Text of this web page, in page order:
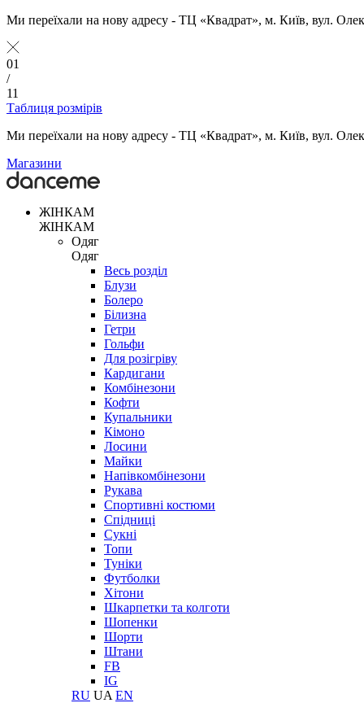
Ми переїхали на нову адресу - ТЦ «Квадрат», м. Київ, вул.
01
/
11
Таблиця розмірів
Ми переїхали на нову адресу - ТЦ «Квадрат», м. Київ, вул.
Магазини
ЖІНКАМ
ЖІНКАМ
Одяг
Одяг
Весь розділ
Блузи
Болеро
Білизна
Гетри
Гольфи
Для розігріву
Кардигани
Комбінезони
Кофти
Купальники
Кімоно
Лосини
Майки
Напівкомбінезони
Рукава
Спортивні костюми
Спідниці
Сукні
Топи
Туніки
Футболки
Хітони
Шкарпетки та колготи
Шопенки
Шорти
Штани
FB
IG
RU UA EN